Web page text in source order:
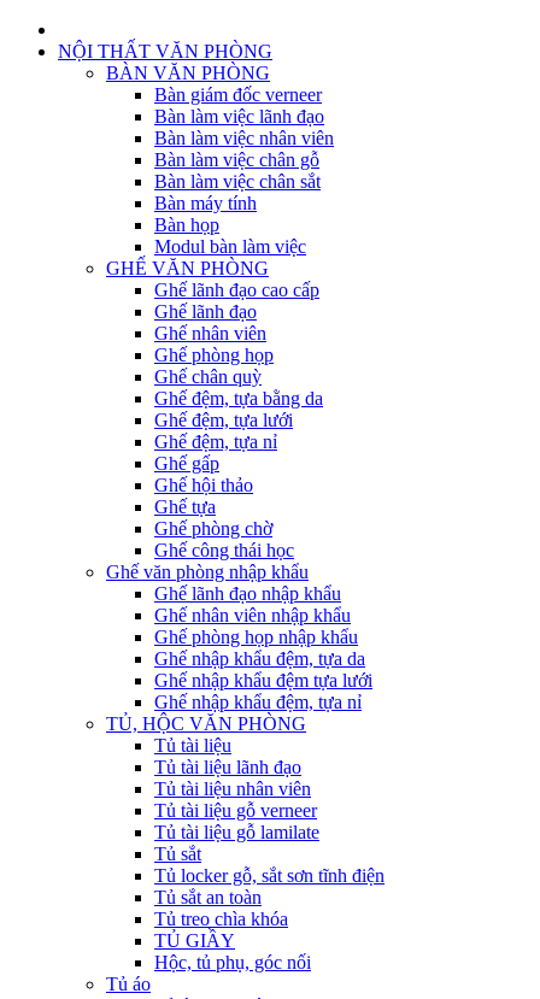
NỘI THẤT VĂN PHÒNG
BÀN VĂN PHÒNG
Bàn giám đốc verneer
Bàn làm việc lãnh đạo
Bàn làm việc nhân viên
Bàn làm việc chân gỗ
Bàn làm việc chân sắt
Bàn máy tính
Bàn họp
Modul bàn làm việc
GHẾ VĂN PHÒNG
Ghế lãnh đạo cao cấp
Ghế lãnh đạo
Ghế nhân viên
Ghế phòng họp
Ghế chân quỳ
Ghế đệm, tựa bằng da
Ghế đệm, tựa lưới
Ghế đệm, tựa nỉ
Ghế gấp
Ghế hội thảo
Ghế tựa
Ghế phòng chờ
Ghế công thái học
Ghế văn phòng nhập khẩu
Ghế lãnh đạo nhập khẩu
Ghế nhân viên nhập khẩu
Ghế phòng họp nhập khẩu
Ghế nhập khẩu đệm, tựa da
Ghế nhập khẩu đệm tựa lưới
Ghế nhập khẩu đệm, tựa nỉ
TỦ, HỘC VĂN PHÒNG
Tủ tài liệu
Tủ tài liệu lãnh đạo
Tủ tài liệu nhân viên
Tủ tài liệu gỗ verneer
Tủ tài liệu gỗ lamilate
Tủ sắt
Tủ locker gỗ, sắt sơn tĩnh điện
Tủ sắt an toàn
Tủ treo chìa khóa
TỦ GIẦY
Hộc, tủ phụ, góc nối
Tủ áo